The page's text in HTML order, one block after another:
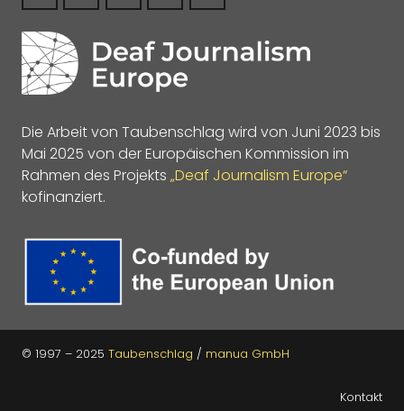
Die Arbeit von Taubenschlag wird von Juni 2023 bis
Mai 2025 von der Europäischen Kommission im
Rahmen des Projekts „Deaf Journalism Europe“
kofinanziert.
© 1997 – 2025 Taubenschlag / manua GmbH
Kontakt